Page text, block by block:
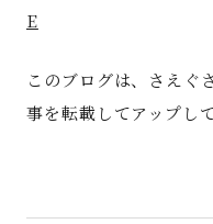
E
このブログは、さえ
事を転載してアップし